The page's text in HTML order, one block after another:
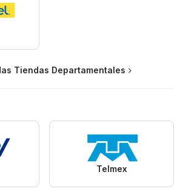
Tiendas Departamentales
Telmex